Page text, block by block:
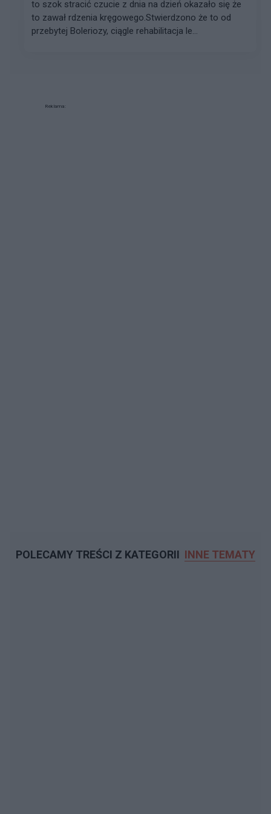
to szok stracić czucie z dnia na dzień okazało się że
to zawał rdzenia kręgowego.Stwierdzono że to od
przebytej Boleriozy, ciągle rehabilitacja le...
Reklama:
POLECAMY TREŚCI Z KATEGORII INNE TEMATY